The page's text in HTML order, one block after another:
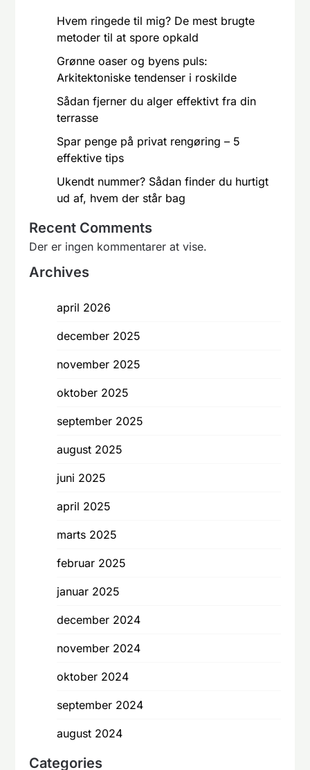
Hvem ringede til mig? De mest brugte
metoder til at spore opkald
Grønne oaser og byens puls:
Arkitektoniske tendenser i roskilde
Sådan fjerner du alger effektivt fra din
terrasse
Spar penge på privat rengøring – 5
effektive tips
Ukendt nummer? Sådan finder du hurtigt
ud af, hvem der står bag
Recent Comments
Der er ingen kommentarer at vise.
Archives
april 2026
december 2025
november 2025
oktober 2025
september 2025
august 2025
juni 2025
april 2025
marts 2025
februar 2025
januar 2025
december 2024
november 2024
oktober 2024
september 2024
august 2024
Categories